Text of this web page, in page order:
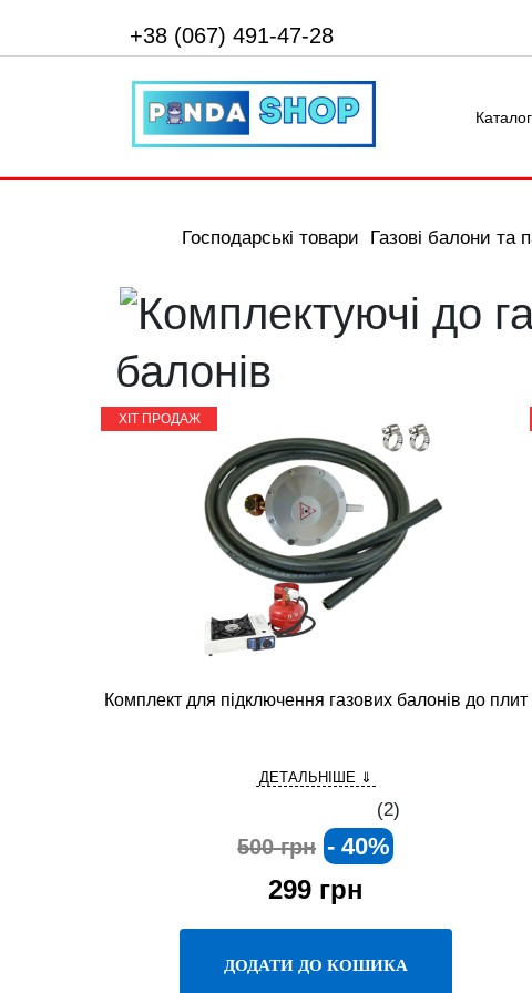
+38 (067) 491-47-28
Каталог
Господарські товари Газові балони та
балонів
ХІТ ПРОДАЖ
Комплект для підключення газових балонів до плит
ДЕТАЛЬНІШЕ ⇓
(2)
500 грн - 40%
299грн
ДОДАТИ ДО КОШИКА